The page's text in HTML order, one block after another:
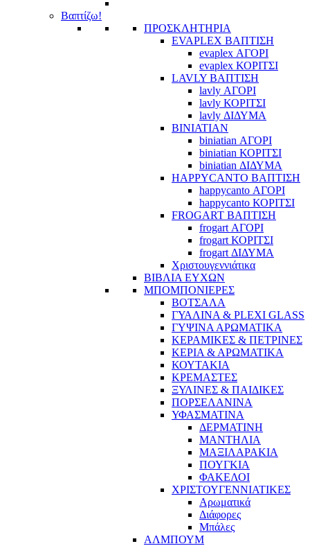
Βαπτίζω!
ΠΡΟΣΚΛΗΤΗΡΙΑ
EVAPLEX ΒΑΠΤΙΣΗ
evaplex ΑΓΟΡΙ
evaplex ΚΟΡΙΤΣΙ
LAVLY ΒΑΠΤΙΣΗ
lavly ΑΓΟΡΙ
lavly ΚΟΡΙΤΣΙ
lavly ΔΙΔΥΜΑ
BINIATIAN
biniatian ΑΓΟΡΙ
biniatian ΚΟΡΙΤΣΙ
biniatian ΔΙΔΥΜΑ
HAPPYCANTO ΒΑΠΤΙΣΗ
happycanto ΑΓΟΡΙ
happycanto ΚΟΡΙΤΣΙ
FROGART ΒΑΠΤΙΣΗ
frogart ΑΓΟΡΙ
frogart ΚΟΡΙΤΣΙ
frogart ΔΙΔΥΜΑ
Χριστουγεννιάτικα
ΒΙΒΛΙΑ ΕΥΧΩΝ
ΜΠΟΜΠΟΝΙΕΡΕΣ
ΒΟΤΣΑΛΑ
ΓΥΑΛΙΝΑ & PLEXI GLASS
ΓΥΨΙΝΑ ΑΡΩΜΑΤΙΚΑ
ΚΕΡΑΜΙΚΕΣ & ΠΕΤΡΙΝΕΣ
ΚΕΡΙΑ & ΑΡΩΜΑΤΙΚΑ
ΚΟΥΤΑΚΙΑ
ΚΡΕΜΑΣΤΕΣ
ΞΥΛΙΝΕΣ & ΠΑΙΔΙΚΕΣ
ΠΟΡΣΕΛΑΝΙΝΑ
ΥΦΑΣΜΑΤΙΝA
ΔΕΡΜΑΤΙΝΗ
ΜΑΝΤΗΛΙΑ
ΜΑΞΙΛΑΡΑΚΙΑ
ΠΟΥΓΚΙΑ
ΦΑΚΕΛΟΙ
ΧΡΙΣΤΟΥΓΕΝΝΙΑΤΙΚΕΣ
Αρωματικά
Διάφορες
Μπάλες
ΑΛΜΠΟΥΜ